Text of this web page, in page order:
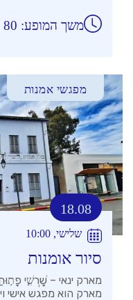
משך המופע: 80 ד׳
מפגשי אמנות
18.08
שלישי, 10:00
סיור אומנות
מארק ינאי – שׇׁרְשִׁ֣י
מארק הוא מפגש אישי